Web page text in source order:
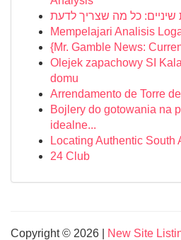
כל מה שצריך לדעת
Mempelajari Analisis
{Mr. Gamble News:
Olejek zapachowy SI
domu
Arrendamento de Torre
Bojlery do gotowania na
idealne...
Locating Authentic South
24 Club
Copyright © 2026 | New Site